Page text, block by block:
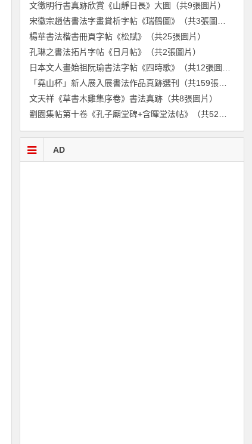
文徵明行書真跡欣賞《山靜日長》大圖（共9張圖片）
楊華書法楷書冊頁字帖《松賦》（共25張圖片）
孔琳之書法拓片字帖《日月帖》（共2張圖片）
「堯山杯」新人展入展書法作品真跡選刊（共159張圖片）
文天祥《草書木雞集序卷》書法真跡（共8張圖片）
AD